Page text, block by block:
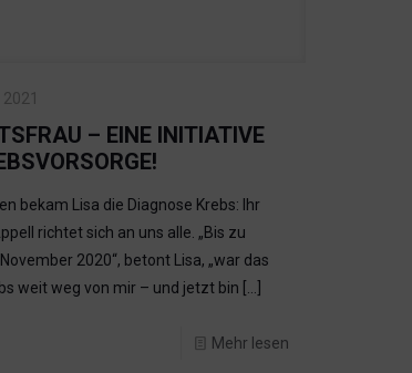
– EINE INITIATIVE
bekam Lisa die Diagnose Krebs: Ihr
richtet sich an uns alle. „Bis zu
2020“, betont Lisa, „war das
weit weg von mir – und jetzt bin
Mehr lesen